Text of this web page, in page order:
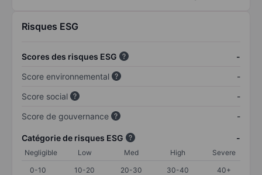
Risques ESG
Scores des risques ESG
-
Score environnemental
-
Score social
-
Score de gouvernance
-
Catégorie de risques ESG -
Negligible Low Med High
Severe
0-10
10-20 20-30 30-40 40+